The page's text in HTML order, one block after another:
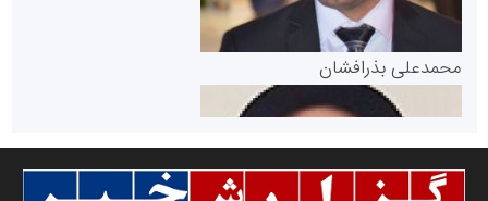
پایگاه خبری گفتمان یزد
محمدعلی بذرافشان